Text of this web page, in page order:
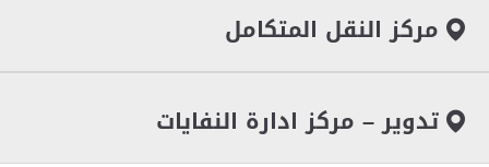
مركز النقل المتكامل
تدوير – مركز ادارة النفايات